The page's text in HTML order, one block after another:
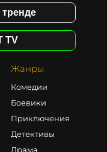
TV
Жанры
Комедии
Боевики
Приключения
Детективы
Драма